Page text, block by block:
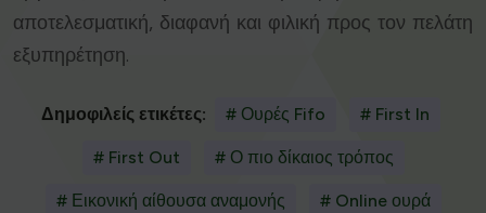
αποτελεσματική, διαφανή και φιλική προς τον πελάτη
εξυπηρέτηση.
Δημοφιλείς ετικέτες: # Ουρές Fifo # First In
# First Out # Ο πιο δίκαιος τρόπος
# Εικονική αίθουσα αναμονής
# Online ουρά